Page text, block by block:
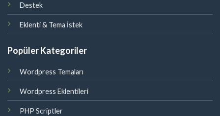
Destek
Eklenti & Tema İstek
Popüler Kategoriler
Wordpress Temaları
Wordpress Eklentileri
PHP Scriptler